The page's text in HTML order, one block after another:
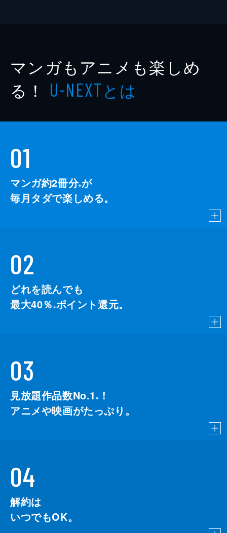
マンガもアニメも楽しめ
る！ U-NEXTとは
01
マンガ約2冊分※が
毎月タダで楽しめる。
02
どれを読んでも
最大40％ ※ポイント還元。
03
見放題作品数No.1 ※
！
アニメや映画がたっぷり。
04
解約は
いつでもOK。